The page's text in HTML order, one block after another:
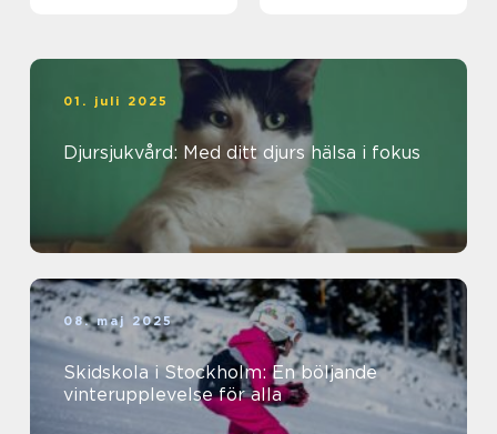
01. juli 2025
Djursjukvård: Med ditt djurs hälsa i fokus
08. maj 2025
Skidskola i Stockholm: En böljande
vinterupplevelse för alla